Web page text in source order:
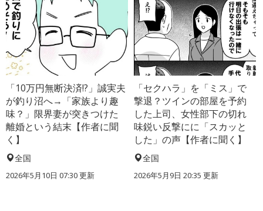
「10万円無断決済!?」誠実夫
が釣り沼へ→「家族より趣
味？」限界妻が突きつけた
離婚という結末【作者に聞
く】
全国
2026年5月10日 07:30 更新
「セクハラ」を「ミス」で
撃退？ツインの部屋を予約
した上司、女性部下の切れ
味鋭い反撃にに「スカッと
した」の声【作者に聞く】
全国
2026年5月9日 20:35 更新